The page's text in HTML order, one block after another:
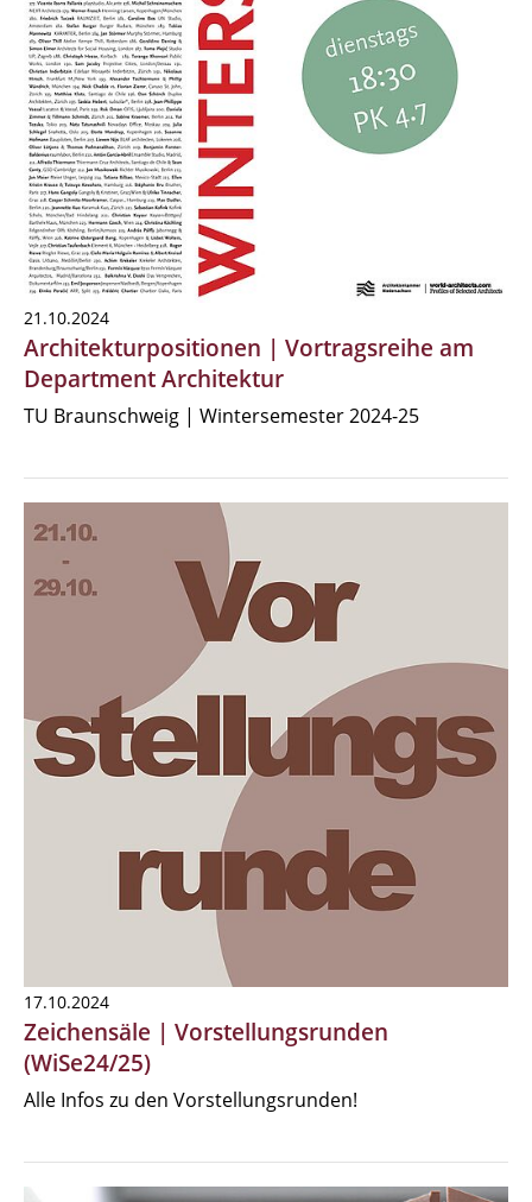
21.10.2024
Architekturpositionen | Vortragsreihe am
Department Architektur
TU Braunschweig | Wintersemester 2024-25
17.10.2024
Zeichensäle | Vorstellungsrunden
(WiSe24/25)
Alle Infos zu den Vorstellungsrunden!